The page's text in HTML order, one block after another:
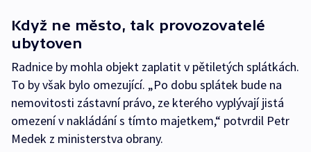
Když ne město, tak provozovatelé
ubytoven
Radnice by mohla objekt zaplatit v pětiletých splátkách.
To by však bylo omezující. „Po dobu splátek bude na
nemovitosti zástavní právo, ze kterého vyplývají jistá
omezení v nakládání s tímto majetkem,“ potvrdil Petr
Medek z ministerstva obrany.